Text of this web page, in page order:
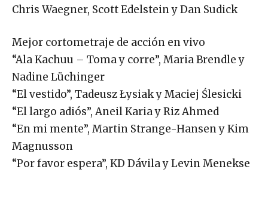
Chris Waegner, Scott Edelstein y Dan Sudick
Mejor cortometraje de acción en vivo
“Ala Kachuu – Toma y corre”, Maria Brendle y
Nadine Lüchinger
“El vestido”, Tadeusz Łysiak y Maciej Ślesicki
“El largo adiós”, Aneil Karia y Riz Ahmed
“En mi mente”, Martin Strange-Hansen y Kim
Magnusson
“Por favor espera”, KD Dávila y Levin Menekse